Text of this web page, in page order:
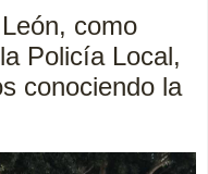
como
Policía Local,
conociendo la